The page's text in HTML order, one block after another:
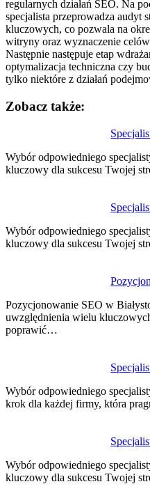
regularnych działań SEO. Na
specjalista przeprowadza audyt
kluczowych, co pozwala na
witryny oraz wyznaczenie
Następnie następuje etap
optymalizacja techniczna czy
tylko niektóre z działań
Zobacz także:
Wybór odpowiedniego
kluczowy dla sukcesu Twojej
Wybór odpowiedniego
kluczowy dla sukcesu Twojej
Pozycjonowanie SEO w
uwzględnienia wielu
poprawić…
Wybór odpowiedniego
krok dla każdej firmy, która
Wybór odpowiedniego
kluczowy dla sukcesu Twojej
wpisu